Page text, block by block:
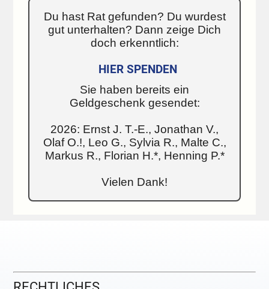
Du hast Rat gefunden? Du wurdest
gut unterhalten? Dann zeige Dich
doch erkenntlich:
HIER SPENDEN
Sie haben bereits ein
Geldgeschenk gesendet:
2026: Ernst J. T.-E., Jonathan V.,
Olaf O.!, Leo G., Sylvia R., Malte C.,
Markus R., Florian H.*, Henning P.*
Vielen Dank!